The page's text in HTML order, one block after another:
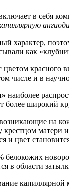
в себя
характер,
как
красного
числе и в
наиболее
более широкий
на
матери
и цвет
белокожих
в области
капиллярной